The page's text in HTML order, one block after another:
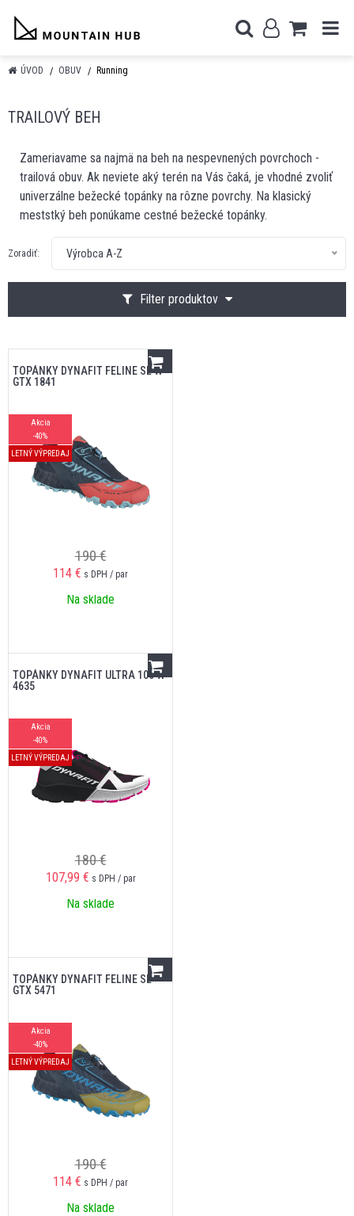
ÚVOD OBUV Running
TRAILOVÝ BEH
Zameriavame sa najmä na beh na nespevnených povrchoch -
trailová obuv. Ak neviete aký terén na Vás čaká, je vhodné zvoliť
univerzálne bežecké topánky na rôzne povrchy. Na klasický
meststký beh ponúkame cestné bežecké topánky.
Filter produktov
Zoradiť: Výrobca A-Z
TOPÁNKY DYNAFIT FELINE SL W
GTX 1841
Akcia
-40%
LETNÝ VÝPREDAJ
190 €
114 € s DPH / par
Na sklade
TOPÁNKY DYNAFIT ULTRA 100 W
4635
Akcia
-40%
LETNÝ VÝPREDAJ
180 €
107,99 € s DPH / par
Na sklade
TOPÁNKY DYNAFIT FELINE SL
GTX 5471
Akcia
-40%
LETNÝ VÝPREDAJ
190 €
114 € s DPH / par
Na sklade